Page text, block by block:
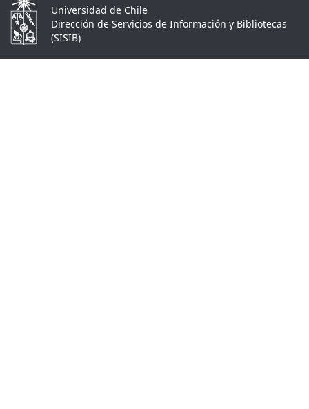
Universidad de Chile
Dirección de Servicios de Información y Bibliotecas
(SISIB)